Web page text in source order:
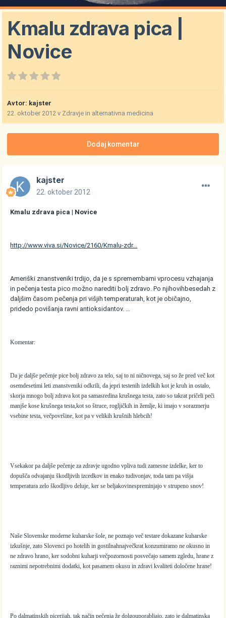
Kmalu zdrava pica |
Novice
Avtor: kajster
22. oktober 2012 v Zdravje in alternativna medicina
Dodaj komentar
kajster
22. oktober 2012
Kmalu zdrava pica | Novice
http://www.viva.si/Novice/2160/Kmalu-zdr...
Ameriški znanstveniki trdijo, da je s spremembami vprocesu vzhajanja
in pečenja testa pico možno narediti bolj zdravo. Po njihovihbesedah z
daljšim časom pečenja pri višjih temperaturah, kot je običajno,
pridedo povišanja ravni antioksidantov. …
Komentar:
Da je daljše pečenje pice bolj zdravo za telo, saj to ni ničnovega, saj so že pred več kot
osemdesetimi leti znanstveniki odkrili, da jepri testenih izdelkih kot je kruh in ostalo,
skorja mnogo bolj zdrava kot pa samasredina krušnega testa, zato so takrat pričeli peči
manjše kose krušnega testa,kot so štruce, rogljičkih in žemlje, ki imajo v sorazmerju
vsebine testa, večpovršine, kot pa v velikih krušnih hlebcih!
Vsekakor pa daljše pečenje za zdravje ugodno vpliva tudi zamesne izdelke, ker to
dopušča odvajanju škodljivih izcedkov in enako tudivonjav, toda tam pa višja
temperatura zelo škodljivo deluje, ker se beljakovinespreminjajo v strupeno snov!
Naše Slovenske moderne kuharske šole, ne poznajo več testare dokazane kuharske
izkušnje, zato Slovenci po hotelih in gostilnahnajvečkrat konzumiramo ne okusno in
ne zdravo hrano, ker sodobni kuharji večpozornosti posvečajo samem zgledu, hrane z
raznimi nepotrebnimi dodatki, kot pasamem okusu in zdravi kvaliteti določene hrane!
Po dalmatinskih picerijah, tak način pečenja že dolgouporabljajo, zato je dalmatinska